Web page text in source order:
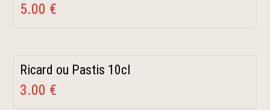
5.00 €
Ricard ou Pastis 10cl
3.00 €